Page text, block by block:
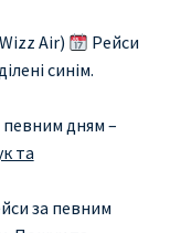
Air)
Рейси
синім.
певним дням –
та
за певним